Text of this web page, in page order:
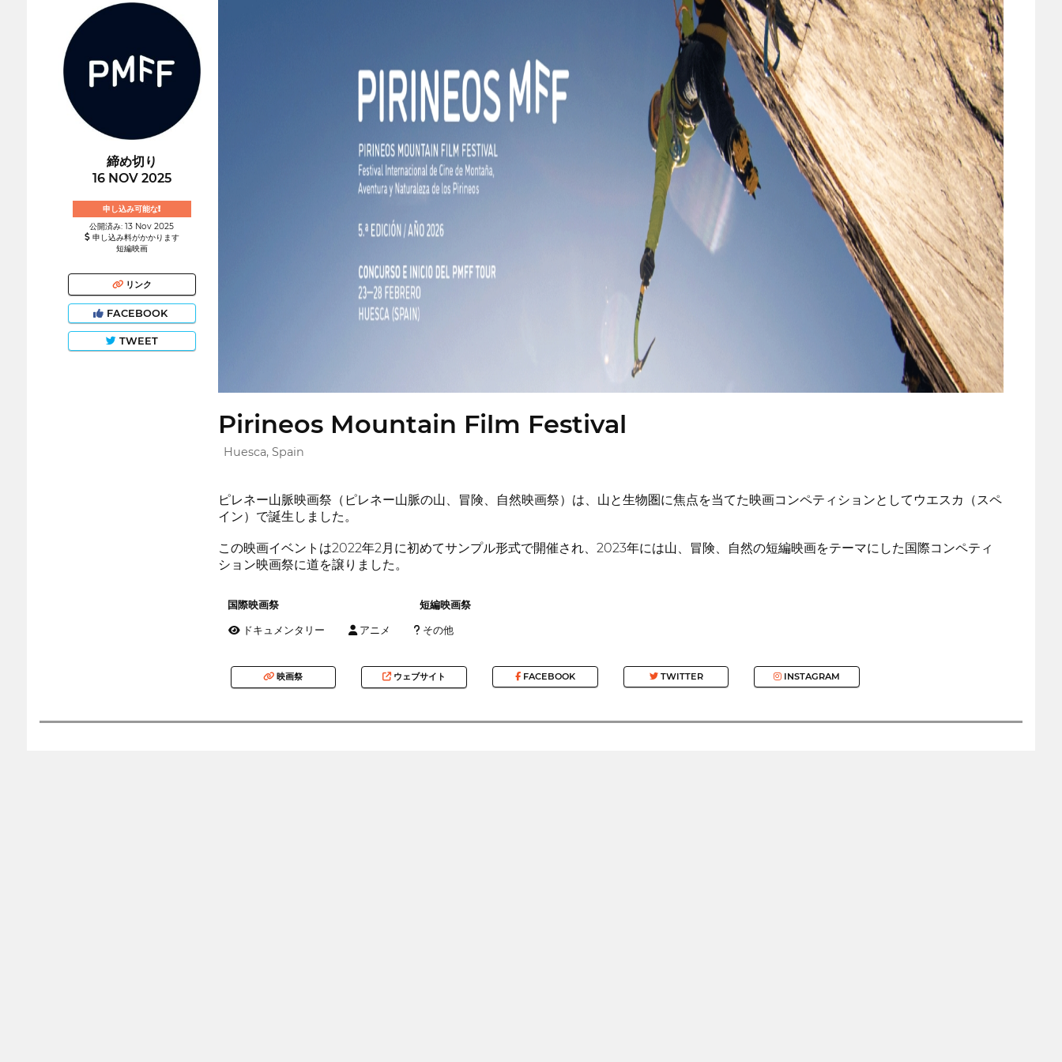
締め切り
16 NOV 2025
申し込み可能な!
公開済み: 13 Nov 2025
申し込み料がかかります
短編映画
リンク
FACEBOOK
TWEET
Pirineos Mountain Film Festival
Huesca, Spain
ピレネー山脈映画祭（ピレネー山脈の山、冒険、自然映画祭）は、山と生物圏に焦点を当てた映画コンペティションとしてウエスカ（スペ
イン）で誕生しました。
この映画イベントは2022年2月に初めてサンプル形式で開催され、2023年には山、冒険、自然の短編映画をテーマにした国際コンペティ
ション映画祭に道を譲りました。
国際映画祭 短編映画祭
ドキュメンタリー アニメ その他
映画祭 ウェブサイト FACEBOOK TWITTER INSTAGRAM